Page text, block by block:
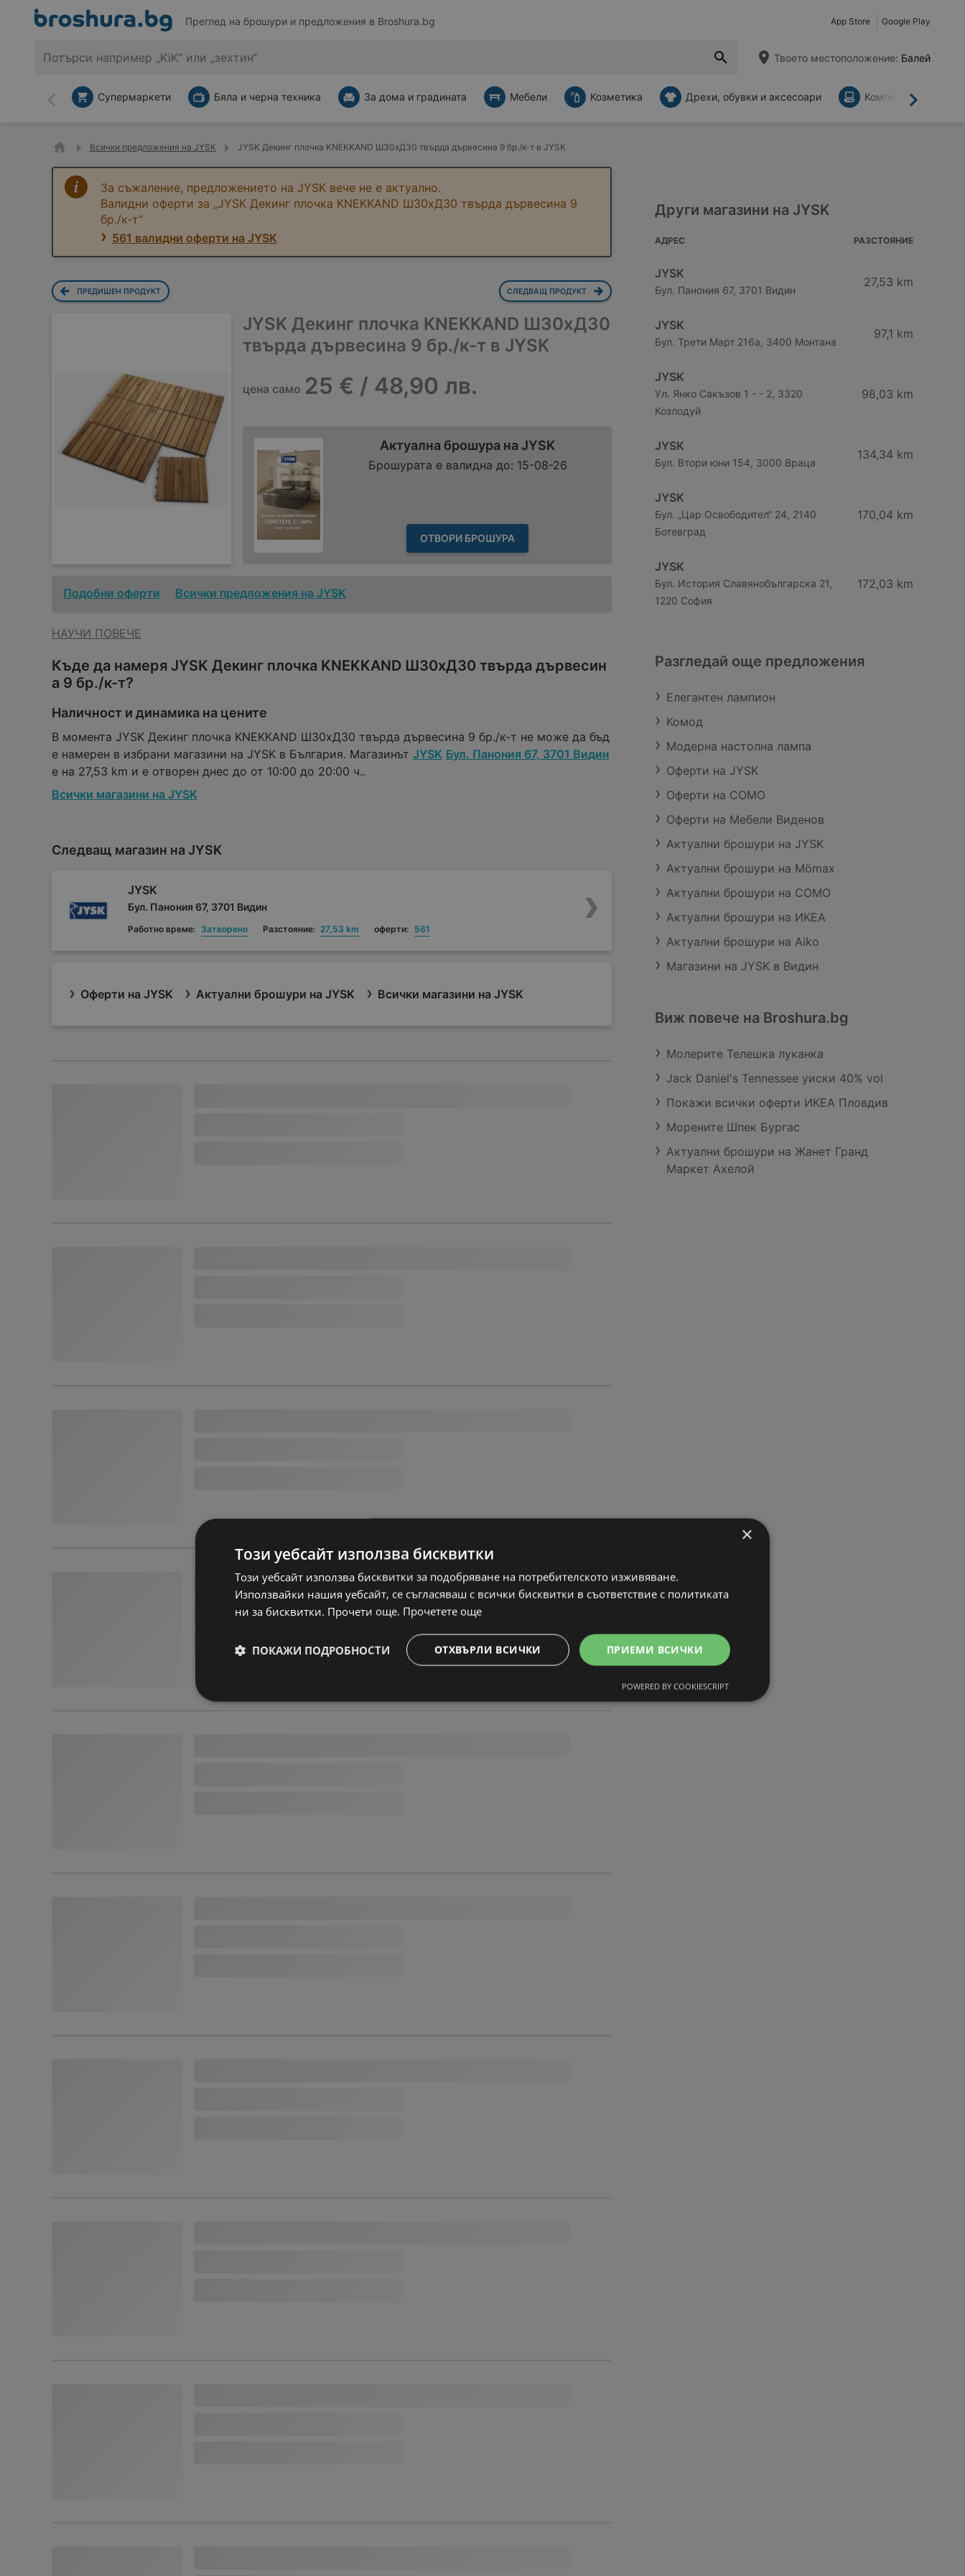
Преглед на брошури и предложения в Broshura.bg App Store Google Play
Твоето местоположение: Балей
Назад Напред
Супермаркети Бяла и черна техника За дома и градината Мебели Козметика Дрехи, обувки и аксесоари Компютри и
Всички предложения на JYSK JYSK Декинг плочка KNEKKAND Ш30xД30 твърда дървесина 9 бр./к-т в JYSK
За съжаление, предложението на JYSK вече не е актуално.
Валидни оферти за „JYSK Декинг плочка KNEKKAND Ш30xД30 твърда дървесина 9
бр./к-т“
561 валидни оферти на JYSK
ПРЕДИШЕН ПРОДУКТ СЛЕДВАЩ ПРОДУКТ
JYSK Декинг плочка KNEKKAND Ш30xД30
твърда дървесина 9 бр./к-т в JYSK
цена само 25 € / 48,90 лв.
Актуална брошура на JYSK
Брошурата е валидна до: 15-08-26
ОТВОРИ БРОШУРА
Подобни оферти Всички предложения на JYSK
НАУЧИ ПОВЕЧЕ
Къде да намеря JYSK Декинг плочка KNEKKAND Ш30xД30 твърда дървесин
а 9 бр./к-т?
Наличност и динамика на цените
В момента JYSK Декинг плочка KNEKKAND Ш30xД30 твърда дървесина 9 бр./к-т не може да бъд
е намерен в избрани магазини на JYSK в България. Магазинът JYSK Бул. Панония 67, 3701 Видин
е на 27,53 km и е отворен днес до от 10:00 до 20:00 ч..
Всички магазини на JYSK
Следващ магазин на JYSK
JYSK
Бул. Панония 67, 3701 Видин
Работно време: Затворено Разстояние: 27,53 km оферти: 561
Оферти на JYSK Актуални брошури на JYSK Всички магазини на JYSK
Други магазини на JYSK
АДРЕС РАЗСТОЯНИЕ
JYSK
Бул. Панония 67, 3701 Видин
27,53 km
JYSK
Бул. Трети Март 216a, 3400 Монтана
97,1 km
JYSK
Ул. Янко Сакъзов 1 - - 2, 3320
Козлодуй
98,03 km
JYSK
Бул. Втори юни 154, 3000 Враца
134,34 km
JYSK
Бул. „Цар Освободител“ 24, 2140
Ботевград
170,04 km
JYSK
Бул. История Славянобългарска 21,
1220 София
172,03 km
Разгледай още предложения
Елегантен лампион
Комод
Модерна настолна лампа
Оферти на JYSK
Оферти на COMO
Оферти на Мебели Виденов
Актуални брошури на JYSK
Актуални брошури на Mömax
Актуални брошури на COMO
Актуални брошури на ИКЕА
Актуални брошури на Aiko
Магазини на JYSK в Видин
Виж повече на Broshura.bg
Молерите Телешка луканка
Jack Daniel's Tennessee уиски 40% vol
Покажи всички оферти ИКЕА Пловдив
Морените Шпек Бургас
Актуални брошури на Жанет Гранд
Маркет Ахелой
×
Този уебсайт използва бисквитки
Този уебсайт използва бисквитки за подобряване на потребителското изживяване.
Използвайки нашия уебсайт, се съгласяваш с всички бисквитки в съответствие с политиката
ни за бисквитки. Прочети още. Прочетете още
ПРИЕМИ ВСИЧКИ
ОТХВЪРЛИ ВСИЧКИ
ПОКАЖИ ПОДРОБНОСТИ
POWERED BY COOKIESCRIPT